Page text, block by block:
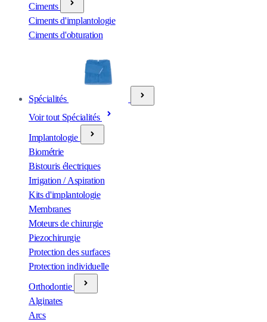
Ciments
Ciments d'implantologie
Ciments d'obturation
Spécialités
Voir tout Spécialités
Implantologie
Biométrie
Bistouris électriques
Irrigation / Aspiration
Kits d'implantologie
Membranes
Moteurs de chirurgie
Piezochirurgie
Protection des surfaces
Protection individuelle
Orthodontie
Alginates
Arcs